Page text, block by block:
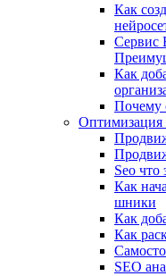
Как
Сервис
Как
Почему
Оптимизация
Seo что
Как
шники
Как
Как
SEO